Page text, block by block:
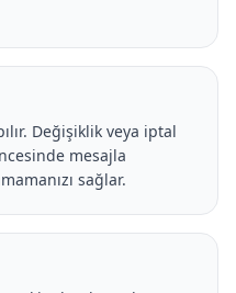
Değişiklik veya iptal
mesajla
sağlar.